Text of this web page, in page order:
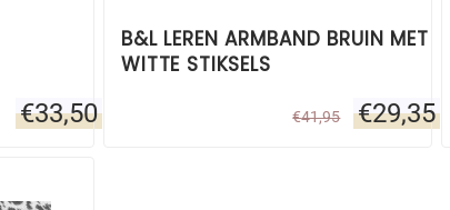
€33,50
B&L LEREN ARMBAND BRUIN MET
WITTE STIKSELS
€41,95 €29,35